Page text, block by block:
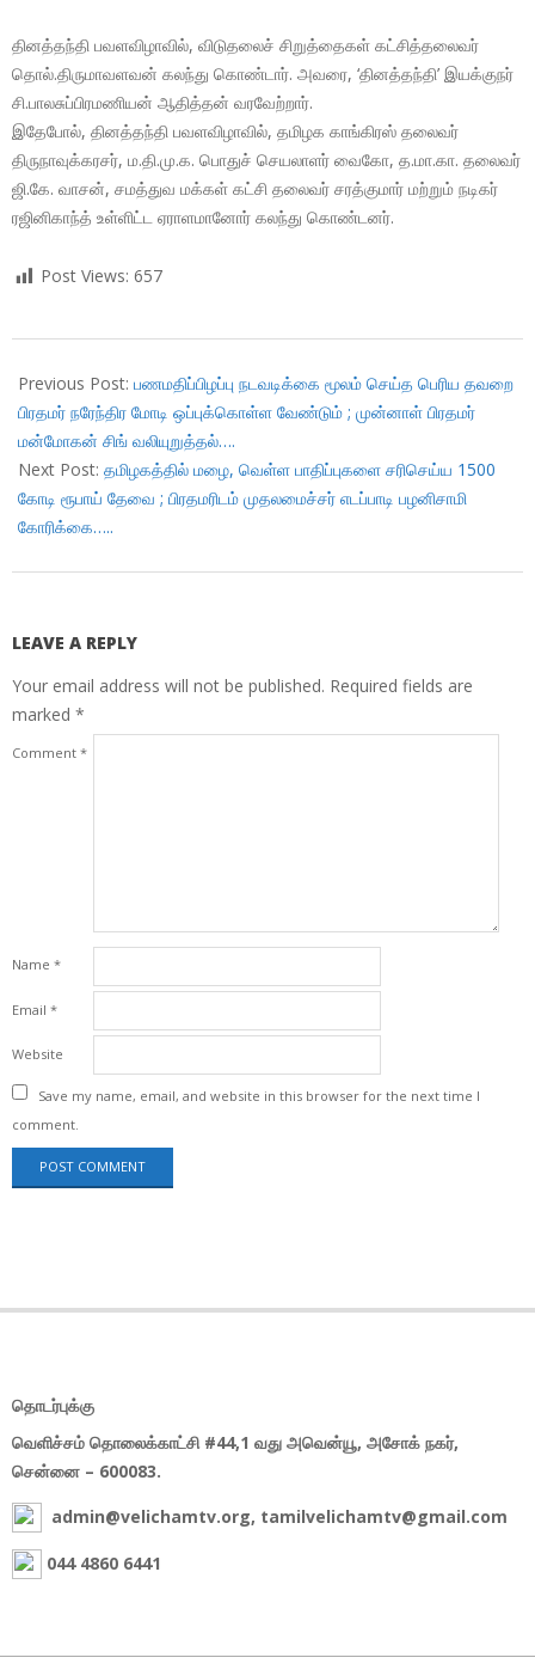
தினத்தந்தி பவளவிழாவில், விடுதலைச் சிறுத்தைகள் கட்சித்தலைவர்
தொல்.திருமாவளவன் கலந்து கொண்டார். அவரை, ‘தினத்தந்தி’ இயக்குநர்
சி.பாலசுப்பிரமணியன் ஆதித்தன் வரவேற்றார்.
இதேபோல், தினத்தந்தி பவளவிழாவில், தமிழக காங்கிரஸ் தலைவர்
திருநாவுக்கரசர், ம.தி.மு.க. பொதுச் செயலாளர் வைகோ, த.மா.கா. தலைவர்
ஜி.கே. வாசன், சமத்துவ மக்கள் கட்சி தலைவர் சரத்குமார் மற்றும் நடிகர்
ரஜினிகாந்த் உள்ளிட்ட ஏராளமானோர் கலந்து கொண்டனர்.
Post Views: 657
11-
07
Previous Post: பணமதிப்பிழப்பு நடவடிக்கை மூலம் செய்த பெரிய தவறை
பிரதமர் நரேந்திர மோடி ஒப்புக்கொள்ள வேண்டும் ; முன்னாள் பிரதமர்
மன்மோகன் சிங் வலியுறுத்தல்….
Next Post: தமிழகத்தில் மழை, வெள்ள பாதிப்புகளை சரிசெய்ய 1500
கோடி ரூபாய் தேவை ; பிரதமரிடம் முதலமைச்சர் எடப்பாடி பழனிசாமி
கோரிக்கை…..
LEAVE A REPLY
Your email address will not be published. Required fields are
marked *
Comment *
Name *
Email *
Website
Save my name, email, and website in this browser for the next time I
comment.
தொடர்புக்கு
வெளிச்சம் தொலைக்காட்சி #44,1 வது அவென்யூ, அசோக் நகர்,
சென்னை – 600083.
admin@velichamtv.org, tamilvelichamtv@gmail.com
044 4860 6441